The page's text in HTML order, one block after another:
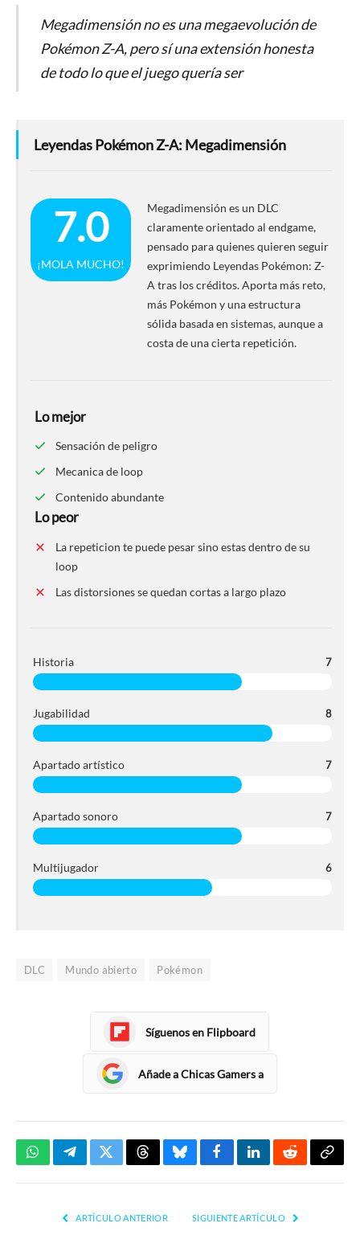
Megadimensión no es una megaevolución de
Pokémon Z-A, pero sí una extensión honesta
de todo lo que el juego quería ser
Leyendas Pokémon Z-A: Megadimensión
7.0
¡MOLA MUCHO!
Megadimensión es un DLC
claramente orientado al endgame,
pensado para quienes quieren seguir
exprimiendo Leyendas Pokémon: Z-
A tras los créditos. Aporta más reto,
más Pokémon y una estructura
sólida basada en sistemas, aunque a
costa de una cierta repetición.
Lo mejor
Sensación de peligro
Mecanica de loop
Contenido abundante
Lo peor
La repeticion te puede pesar sino estas dentro de su
loop
Las distorsiones se quedan cortas a largo plazo
Historia 7
Jugabilidad 8
Apartado artístico 7
Apartado sonoro 7
Multijugador 6
DLC Mundo abierto Pokémon
Síguenos en Flipboard
Añade a Chicas Gamers a
WhatsAppTelegramTwitterThreadsBlueskyFacebookLinkedInReddit
ARTÍCULO ANTERIOR SIGUIENTE ARTÍCULO